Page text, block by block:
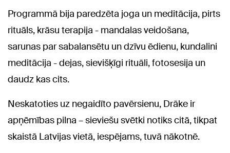
Programmā bija paredzēta joga un meditācija, pirts
rituāls, krāsu terapija - mandalas veidošana,
sarunas par sabalansētu un dzīvu ēdienu, kundalini
meditācija - dejas, sievišķīgi rituāli, fotosesija un
daudz kas cits.
Neskatoties uz negaidīto pavērsienu, Drāke ir
apņēmības pilna – sieviešu svētki notiks citā, tikpat
skaistā Latvijas vietā, iespējams, tuvā nākotnē.